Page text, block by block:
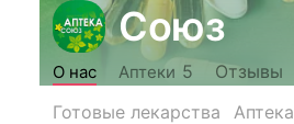
Союз
О нас Аптеки 5
Отзывы
Готовые лекарства
Аптека